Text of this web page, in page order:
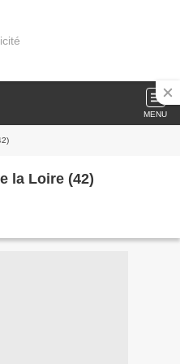
MENU
la Loire (42)